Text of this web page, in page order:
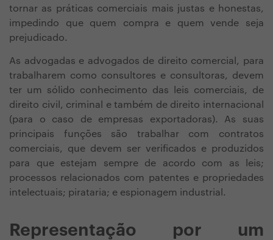
tornar as práticas comerciais mais justas e honestas,
impedindo que quem compra e quem vende seja
prejudicado.
As advogadas e advogados de direito comercial, para
trabalharem como consultores e consultoras, devem
ter um sólido conhecimento das leis comerciais, de
direito civil, criminal e também de direito internacional
(para o caso de empresas exportadoras). As suas
principais funções são trabalhar com contratos
comerciais, que devem ser verificados e produzidos
para que estejam sempre de acordo com as leis;
processos relacionados com patentes e propriedades
intelectuais; pirataria; e espionagem industrial.
Representação por um